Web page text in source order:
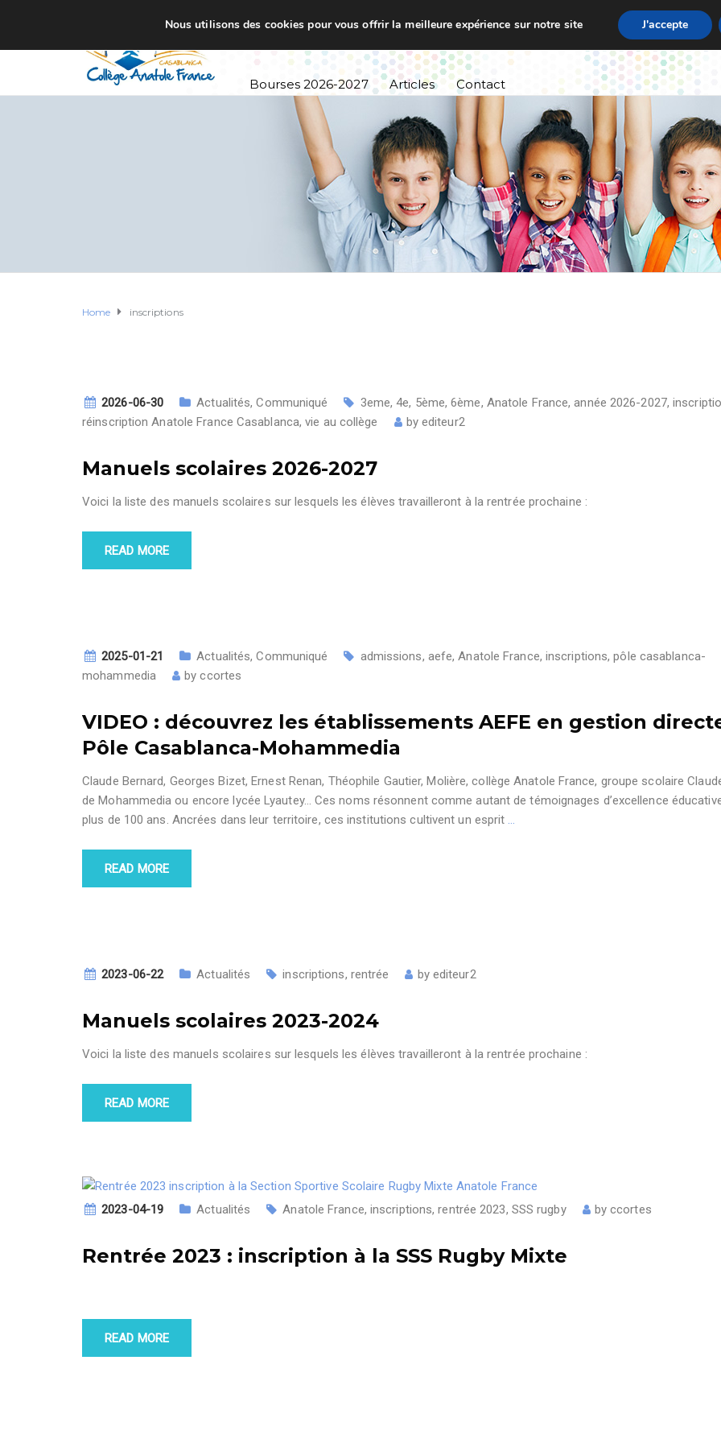
Cursus scolaire
Bourses 2026-2027 Articles Contact
Home inscriptions
2026-06-30 Actualités,Communiqué 3eme,4e, 5ème,6ème, Anatole France,année 2026-2027,
réinscription Anatole France Casablanca,vie au collège by editeur2
Manuels scolaires 2026-2027
Voici la liste des manuels scolaires sur lesquels les élèves travailleront à la rentrée prochaine :
READ MORE
2025-01-21 Actualités,Communiqué admissions, aefe,Anatole France, inscriptions,pôle casablanca-
mohammedia
byccortes
VIDEO : découvrez les établissements AEFE en gestion
Pôle Casablanca-Mohammedia
Claude Bernard, Georges Bizet, Ernest Renan, Théophile Gautier, Molière, collège Anatole France, groupe scolaire
de Mohammedia ou encore lycée Lyautey… Ces noms résonnent comme autant de témoignages d’excellence
plus de 100 ans. Ancrées dans leur territoire, ces institutions cultivent un esprit
READ MORE
2023-06-22 Actualités inscriptions, rentrée by editeur2
Manuels scolaires 2023-2024
Voici la liste des manuels scolaires sur lesquels les élèves travailleront à la rentrée prochaine :
READ MORE
2023-04-19 Actualités Anatole France, inscriptions,rentrée 2023, SSS rugby byccortes
Rentrée 2023 : inscription à la SSS Rugby Mixte
READ MORE
Nous utilisons des cookies pour vous offrir la meilleure expérience sur notre site J'accepte